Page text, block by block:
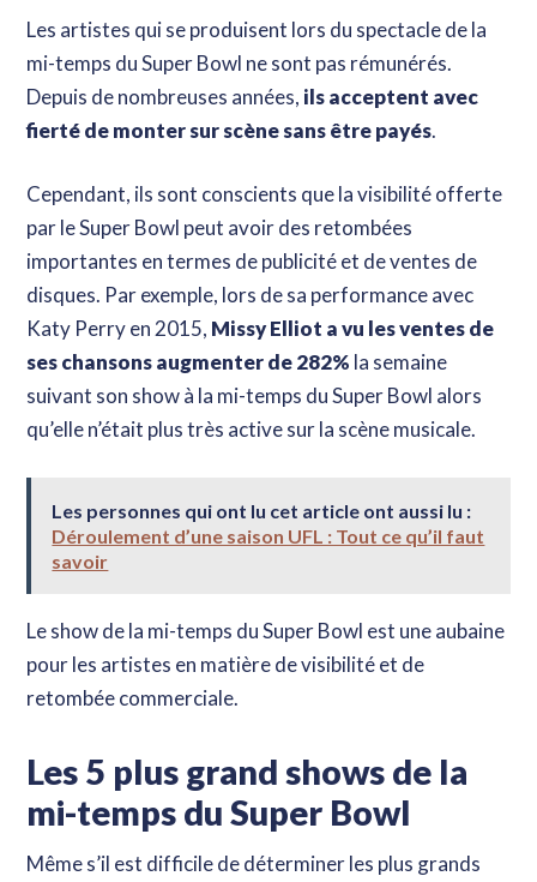
Les artistes qui se produisent lors du spectacle de la
mi-temps du Super Bowl ne sont pas rémunérés.
Depuis de nombreuses années, ils acceptent avec
fierté de monter sur scène sans être payés.
Cependant, ils sont conscients que la visibilité offerte
par le Super Bowl peut avoir des retombées
importantes en termes de publicité et de ventes de
disques. Par exemple, lors de sa performance avec
Katy Perry en 2015, Missy Elliot a vu les ventes de
ses chansons augmenter de 282% la semaine
suivant son show à la mi-temps du Super Bowl alors
qu’elle n’était plus très active sur la scène musicale.
Les personnes qui ont lu cet article ont aussi lu :
Déroulement d’une saison UFL : Tout ce qu’il faut
savoir
Le show de la mi-temps du Super Bowl est une aubaine
pour les artistes en matière de visibilité et de
retombée commerciale.
Les 5 plus grand shows de la
mi-temps du Super Bowl
Même s’il est difficile de déterminer les plus grands